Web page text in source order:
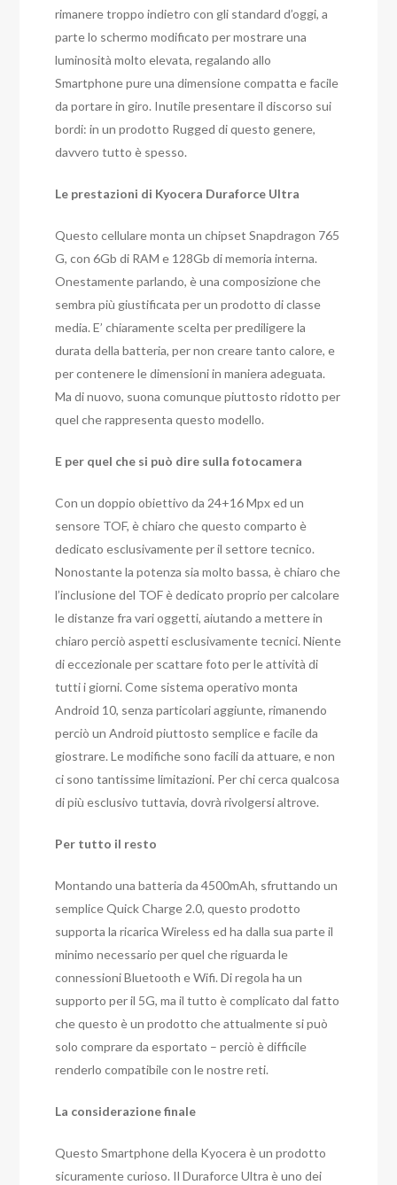
rimanere troppo indietro con gli standard d’oggi, a
parte lo schermo modificato per mostrare una
luminosità molto elevata, regalando allo
Smartphone pure una dimensione compatta e facile
da portare in giro. Inutile presentare il discorso sui
bordi: in un prodotto Rugged di questo genere,
davvero tutto è spesso.
Le prestazioni di Kyocera Duraforce Ultra
Questo cellulare monta un chipset Snapdragon 765
G, con 6Gb di RAM e 128Gb di memoria interna.
Onestamente parlando, è una composizione che
sembra più giustificata per un prodotto di classe
media. E’ chiaramente scelta per prediligere la
durata della batteria, per non creare tanto calore, e
per contenere le dimensioni in maniera adeguata.
Ma di nuovo, suona comunque piuttosto ridotto per
quel che rappresenta questo modello.
E per quel che si può dire sulla fotocamera
Con un doppio obiettivo da 24+16 Mpx ed un
sensore TOF, è chiaro che questo comparto è
dedicato esclusivamente per il settore tecnico.
Nonostante la potenza sia molto bassa, è chiaro che
l’inclusione del TOF è dedicato proprio per calcolare
le distanze fra vari oggetti, aiutando a mettere in
chiaro perciò aspetti esclusivamente tecnici. Niente
di eccezionale per scattare foto per le attività di
tutti i giorni. Come sistema operativo monta
Android 10, senza particolari aggiunte, rimanendo
perciò un Android piuttosto semplice e facile da
giostrare. Le modifiche sono facili da attuare, e non
ci sono tantissime limitazioni. Per chi cerca qualcosa
di più esclusivo tuttavia, dovrà rivolgersi altrove.
Per tutto il resto
Montando una batteria da 4500mAh, sfruttando un
semplice Quick Charge 2.0, questo prodotto
supporta la ricarica Wireless ed ha dalla sua parte il
minimo necessario per quel che riguarda le
connessioni Bluetooth e Wifi. Di regola ha un
supporto per il 5G, ma il tutto è complicato dal fatto
che questo è un prodotto che attualmente si può
solo comprare da esportato – perciò è difficile
renderlo compatibile con le nostre reti.
La considerazione finale
Questo Smartphone della Kyocera è un prodotto
sicuramente curioso. Il Duraforce Ultra è uno dei